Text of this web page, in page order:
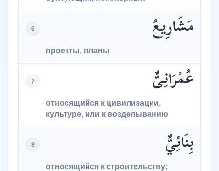
6 مَشَارِيعُ
проекты, планы
7 عُمْرَانِىٌّ
относящийся к цивилизации,
культуре, или к возделыванию
8 بِنَائِيٌّ
относящийся к строительству;